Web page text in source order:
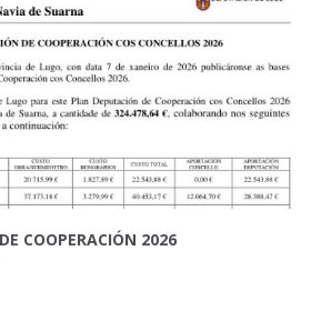
COOPERACIÓN 2026